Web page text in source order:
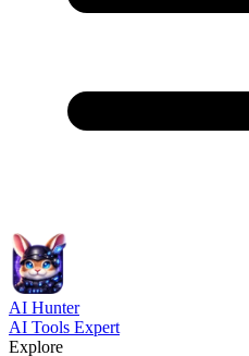
AI Hunter
AI Tools Expert
Explore